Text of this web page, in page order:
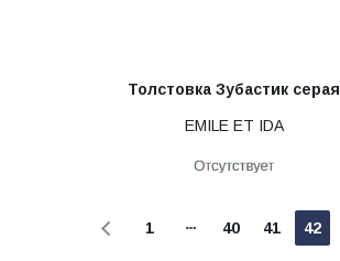
Толстовка Зубастик серая
EMILE ET IDA
1 40 41 42